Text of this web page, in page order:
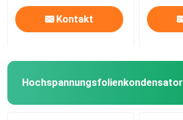
Kontakt
Hochspannungsfolienkondensator